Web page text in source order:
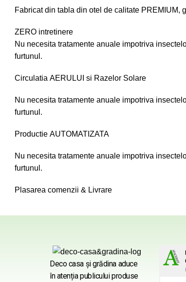
Fabricat din tabla din otel de calitate PREMIUM,
ZERO intretinere
Nu necesita tratamente anuale impotriva
furtunul.
Circulatia AERULUI si Razelor Solare
Nu necesita tratamente anuale impotriva
furtunul.
Productie AUTOMATIZATA
Nu necesita tratamente anuale impotriva
furtunul.
Plasarea comenzii & Livrare
Deco casa şi grădina aduce
în atenția publicului produse